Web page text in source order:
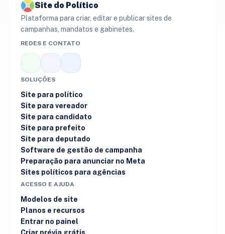
Site do Político
Plataforma para criar, editar e publicar sites de
campanhas, mandatos e gabinetes.
REDES E CONTATO
SOLUÇÕES
Site para político
Site para vereador
Site para candidato
Site para prefeito
Site para deputado
Software de gestão de campanha
Preparação para anunciar no Meta
Sites políticos para agências
ACESSO E AJUDA
Modelos de site
Planos e recursos
Entrar no painel